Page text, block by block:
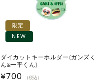
限定
NEW
ダイカットキーホルダー(ガンズく
ん&一平くん)
通
¥700 （税込）